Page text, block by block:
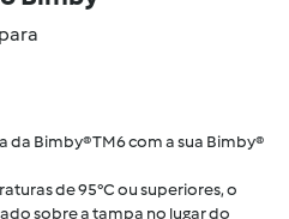
da Bimby® TM6 com a sua Bimby®
de 95°C ou superiores, o
sobre a tampa no lugar do